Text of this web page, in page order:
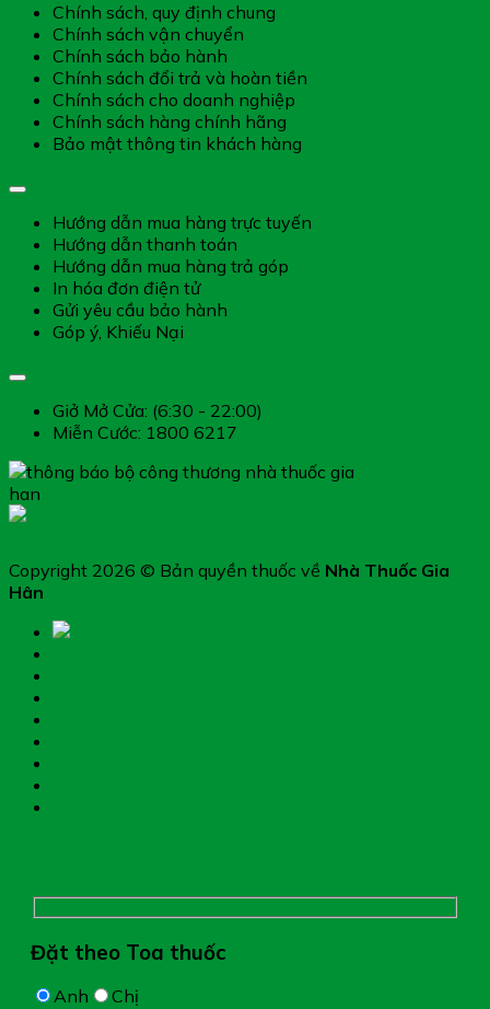
Chính sách, quy định chung
Chính sách vận chuyển
Chính sách bảo hành
Chính sách đổi trả và hoàn tiền
Chính sách cho doanh nghiệp
Chính sách hàng chính hãng
Bảo mật thông tin khách hàng
Hướng dẫn mua hàng trực tuyến
Hướng dẫn thanh toán
Hướng dẫn mua hàng trả góp
In hóa đơn điện tử
Gửi yêu cầu bảo hành
Góp ý, Khiếu Nại
Giở Mở Cửa: (6:30 - 22:00)
Miễn Cước: 1800 6217
Copyright 2026 © Bản quyền thuốc về Nhà Thuốc Gia
Hân
Đặt theo Toa thuốc
Anh Chị